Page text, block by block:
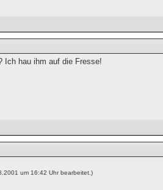
Ich hau ihm auf die Fresse!
um 16:42 Uhr bearbeitet.)